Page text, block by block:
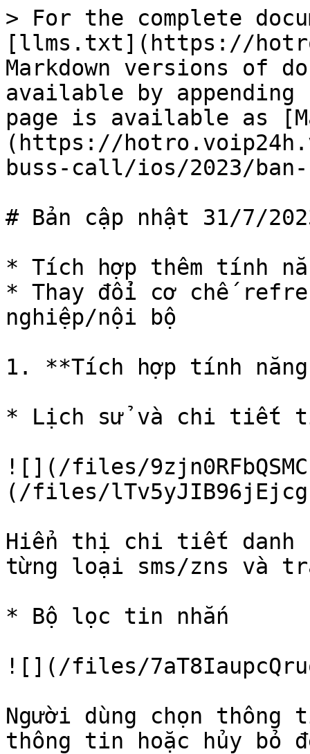
> For the complete
[llms.txt](https://
Markdown versions of
available by
page is available as
(https://
buss-call/ios/2023/
# Bản cập nhật 31/7/
* Tích hợp thêm tính
* Thay đổi cơ chế
nghiệp/nội bộ
1. **Tích hợp tính năng
* Lịch sử và chi tiết
![](/files/
(/files/
Hiển thị chi tiết danh
từng loại sms/zns và
* Bộ lọc tin nhắn
![](/files/
Người dùng chọn
thông tin hoặc hủy bỏ